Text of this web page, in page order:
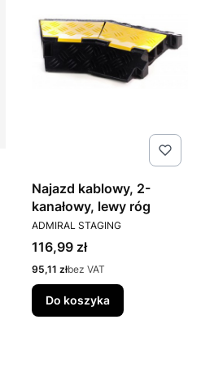
Najazd kablowy, 2-
kanałowy, lewy róg
PRODUCENT
ADMIRAL STAGING
Cena
116,99 zł
Cena
95,11 złbez VAT
Do koszyka